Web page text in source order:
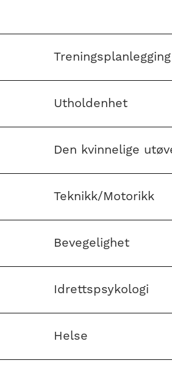
Treningsplanlegging
Utholdenhet
Den kvinnelige
Teknikk/Motorikk
Bevegelighet
Idrettspsykologi
Helse